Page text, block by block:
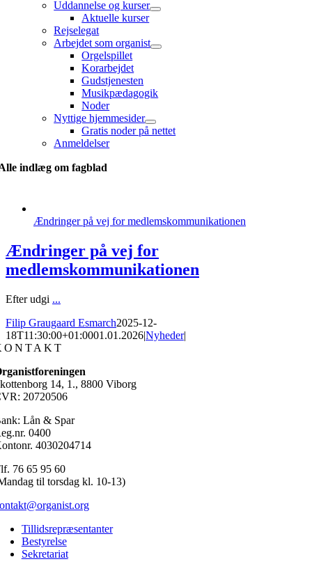
Uddannelse og kurser
Aktuelle kurser
Rejselegat
Arbejdet som organist
Orgelspillet
Korarbejdet
Gudstjenesten
Musikpædagogik
Noder
Nyttige hjemmesider
Gratis noder på nettet
Anmeldelser
indlæg om fagblad
Ændringer på vej for medlemskommunikationen
Ændringer på vej for
medlemskommunikationen
Efter udgi ...
Filip Graugaard Esmarch2025-12-
18T11:30:00+01:0001.01.2026|Nyheder|
14, 1., 8800 Viborg
20720506
Lån & Spar
0400
4030204714
76 65 95 60
til torsdag kl. 10-13)
Tillidsrepræsentanter
Bestyrelse
Sekretariat